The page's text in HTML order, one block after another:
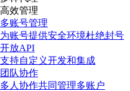
高效管理
多账号管理
为账号提供安全环境杜绝封号
开放API
支持自定义开发和集成
团队协作
多人协作共同管理多账户